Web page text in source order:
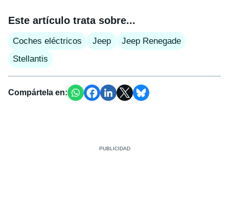
Este artículo trata sobre...
Coches eléctricos Jeep
Jeep Renegade
Stellantis
Compártela en: